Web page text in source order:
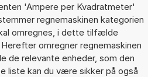
'Ampere per Kvadratmeter'
regnemaskinen kategorien
omregnes, i dette tilfælde
omregner regnemaskinen
de relevante enheder, som den
liste kan du være sikker på også